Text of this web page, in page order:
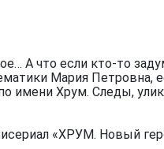
А что если кто-то
Мария Петровна,
имени Хрум. Следы,
«ХРУМ. Новый